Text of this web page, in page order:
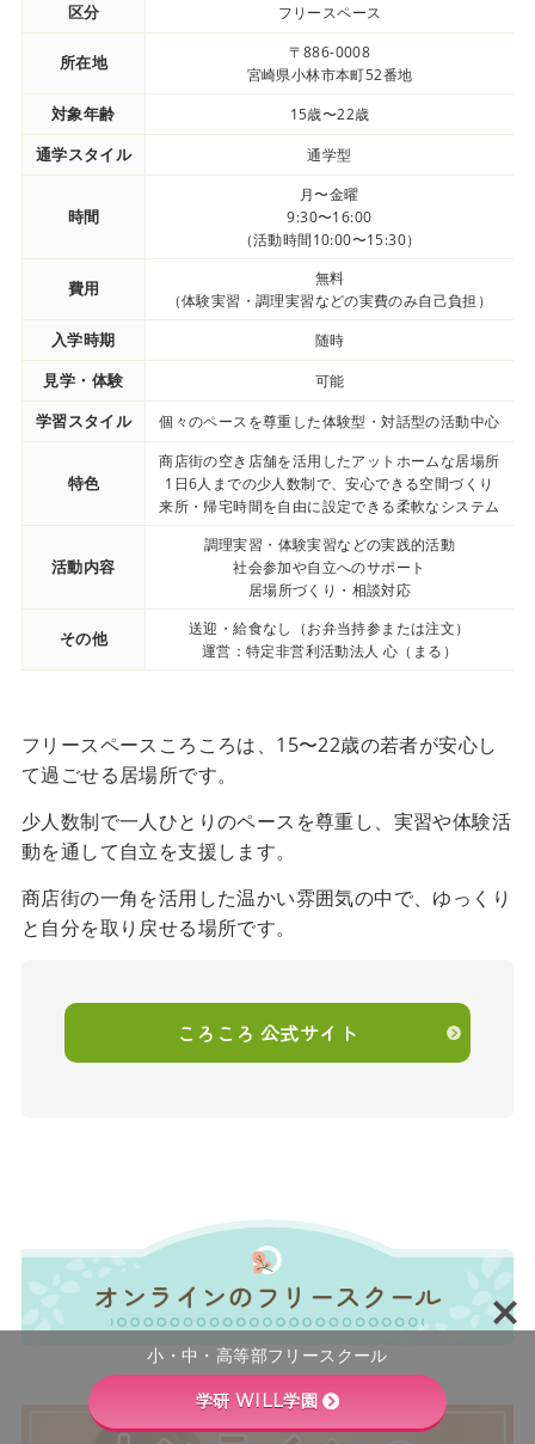
区分 フリースペース
所在地
〒886-0008
宮崎県小林市本町52番地
対象年齢 15歳〜22歳
通学スタイル 通学型
時間
月〜金曜
9:30〜16:00
（活動時間10:00〜15:30）
費用
無料
（体験実習・調理実習などの実費のみ自己負担）
入学時期 随時
見学・体験 可能
学習スタイル 個々のペースを尊重した体験型・対話型の活動中心
特色
商店街の空き店舗を活用したアットホームな居場所
1日6人までの少人数制で、安心できる空間づくり
来所・帰宅時間を自由に設定できる柔軟なシステム
活動内容
調理実習・体験実習などの実践的活動
社会参加や自立へのサポート
居場所づくり・相談対応
その他
送迎・給食なし（お弁当持参または注文）
運営：特定非営利活動法人 心（まる）
フリースペースころころは、15〜22歳の若者が安心し
て過ごせる居場所です。
少人数制で一人ひとりのペースを尊重し、実習や体験活
動を通して自立を支援します。
商店街の一角を活用した温かい雰囲気の中で、ゆっくり
と自分を取り戻せる場所です。
ころころ 公式サイト
オンラインのフリースクール
小・中・高等部フリースクール
学研 WILL学園